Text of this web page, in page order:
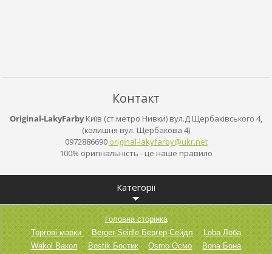
Контакт
Original-LakyFarby Київ (ст.метро Нивки) вул.Д Щербаківського 4,
(колишня вул. Щербакова 4)
0972886690 original-lakyfarby@ukr.net
100% оригінальність - це наше правило
Категорії
Головна сторінка
Торгові марки
Berger-Seidle Бергер-Сейдл
Loba Лоба
Wakol Вакол
Bostik Бостик Osmo Осмо
Bona Бона